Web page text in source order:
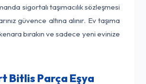
sigortalı taşımacılık sözleşmesi
güvence altına alınır. Ev taşıma
bırakın ve sadece yeni evinize
Bitlis Parça Eşya